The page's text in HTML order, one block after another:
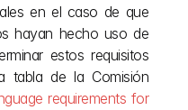
en el caso de que
hayan hecho uso de
estos requisitos
tabla de la Comisión
requirements for